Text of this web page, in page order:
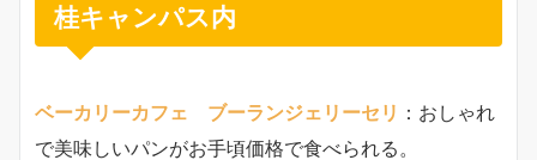
桂キャンパス内
ベーカリーカフェ ブーランジェリーセリ ：おしゃれ
で美味しいパンがお手頃価格で食べられる。